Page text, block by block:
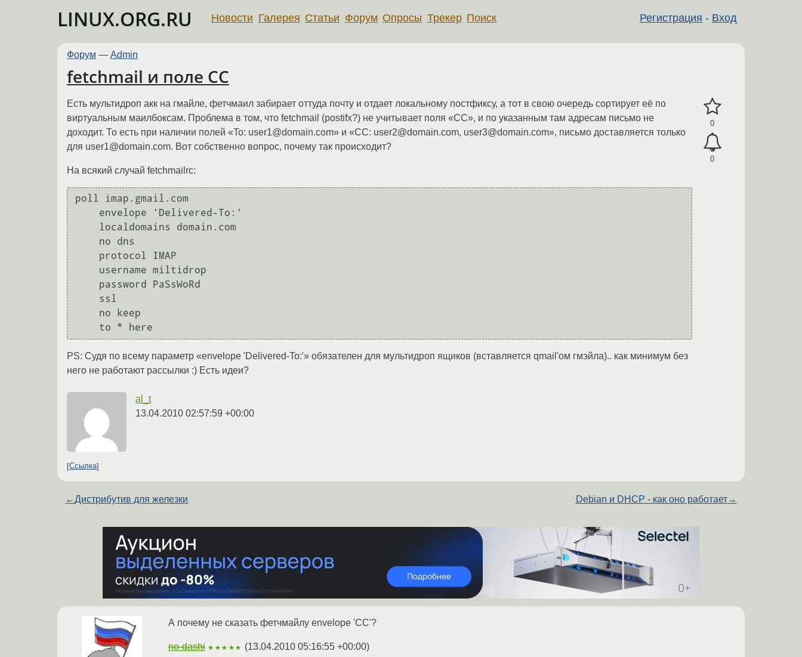
LINUX.ORG.RU Регистрация - Вход
Новости Галерея Статьи Форум Опросы Трекер Поиск
Форум — Admin
fetchmail и поле CC
0
0
Есть мультидроп акк на гмайле, фетчмаил забирает оттуда почту и отдает локальному постфиксу, а тот в свою очередь сортирует её по
виртуальным маилбоксам. Проблема в том, что fetchmail (postifx?) не учитывает поля «CC», и по указанным там адресам письмо не
доходит. То есть при наличии полей «To: user1@domain.com» и «CC: user2@domain.com, user3@domain.com», письмо доставляется только
для user1@domain.com. Вот собственно вопрос, почему так происходит?
На всякий случай fetchmailrc:
poll imap.gmail.com
PS: Судя по всему параметр «envelope 'Delivered-To:'» обязателен для мультидроп ящиков (вставляется qmail'ом гмэйла).. как минимум без
него не работают рассылки :) Есть идеи?
al_t
13.04.2010 02:57:59 +00:00
Ссылка
←Дистрибутив для железки Debian и DHCP - как оно работает→
А почему не сказать фетчмайлу envelope 'CC'?
no-dashi ★★★★★ (13.04.2010 05:16:55 +00:00)